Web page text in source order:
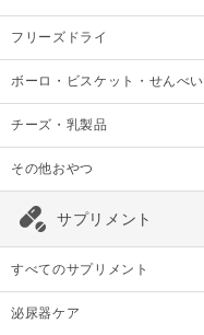
フリーズドライ
ボーロ・ビスケット・せんべい
チーズ・乳製品
その他おやつ
サプリメント
すべてのサプリメント
泌尿器ケア